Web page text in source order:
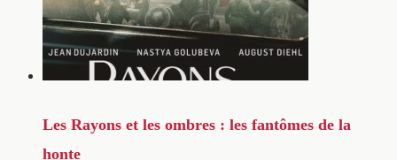
Les Rayons et les ombres : les fantômes de la
honte